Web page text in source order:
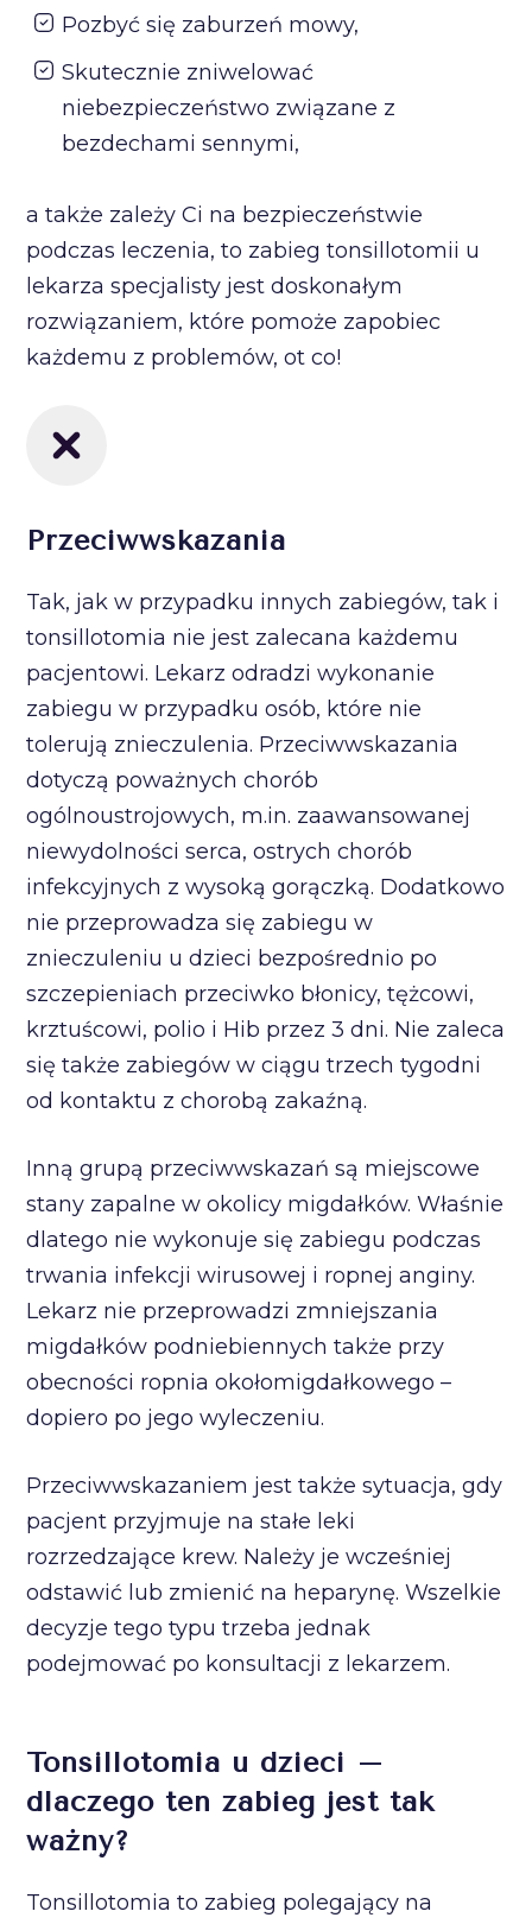
Pozbyć się zaburzeń mowy,
Skutecznie zniwelować
niebezpieczeństwo związane z
bezdechami sennymi,
a także zależy Ci na bezpieczeństwie
podczas leczenia, to zabieg tonsillotomii u
lekarza specjalisty jest doskonałym
rozwiązaniem, które pomoże zapobiec
każdemu z problemów, ot co!
Przeciwwskazania
Tak, jak w przypadku innych zabiegów, tak i
tonsillotomia nie jest zalecana każdemu
pacjentowi. Lekarz odradzi wykonanie
zabiegu w przypadku osób, które nie
tolerują znieczulenia. Przeciwwskazania
dotyczą poważnych chorób
ogólnoustrojowych, m.in. zaawansowanej
niewydolności serca, ostrych chorób
infekcyjnych z wysoką gorączką. Dodatkowo
nie przeprowadza się zabiegu w
znieczuleniu u dzieci bezpośrednio po
szczepieniach przeciwko błonicy, tężcowi,
krztuścowi, polio i Hib przez 3 dni. Nie zaleca
się także zabiegów w ciągu trzech tygodni
od kontaktu z chorobą zakaźną.
Inną grupą przeciwwskazań są miejscowe
stany zapalne w okolicy migdałków. Właśnie
dlatego nie wykonuje się zabiegu podczas
trwania infekcji wirusowej i ropnej anginy.
Lekarz nie przeprowadzi zmniejszania
migdałków podniebiennych także przy
obecności ropnia okołomigdałkowego –
dopiero po jego wyleczeniu.
Przeciwwskazaniem jest także sytuacja, gdy
pacjent przyjmuje na stałe leki
rozrzedzające krew. Należy je wcześniej
odstawić lub zmienić na heparynę. Wszelkie
decyzje tego typu trzeba jednak
podejmować po konsultacji z lekarzem.
Tonsillotomia u dzieci –
dlaczego ten zabieg jest tak
ważny?
Tonsillotomia to zabieg polegający na